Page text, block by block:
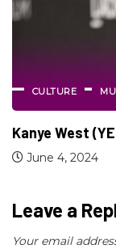
CULTURE
Une prothèse
January 19, 2024
Leave a
Your email